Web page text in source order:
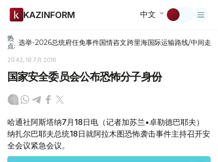
KAZINFORM 中文
热
点: 选举-2026总统府任免事件国情咨文跨里海国际运输路线/中间走廊
20:42, 18 7月 2016
国家安全委员会公布恐怖分子身份
哈通社阿斯塔纳7月18日电（记者加苏兰•卓勒德巴耶夫）
纳扎尔巴耶夫总统18日就阿拉木图恐怖袭击事件主持召开安
全会议紧急会议。